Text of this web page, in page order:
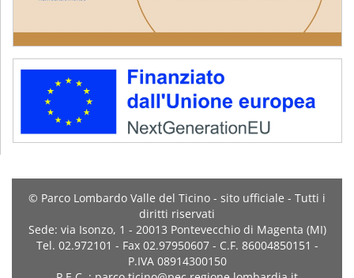
© Parco Lombardo Valle del Ticino - sito ufficiale - Tutti i
diritti riservati
Sede: via Isonzo, 1 - 20013 Pontevecchio di Magenta (MI)
Tel. 02.972101 - Fax 02.97950607 - C.F. 86004850151 -
P.IVA 08914300150